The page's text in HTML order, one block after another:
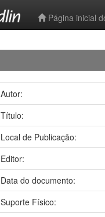
Página inicial
Autor:
Título:
Local de Publicação:
Editor:
Data do documento:
Suporte Físico: